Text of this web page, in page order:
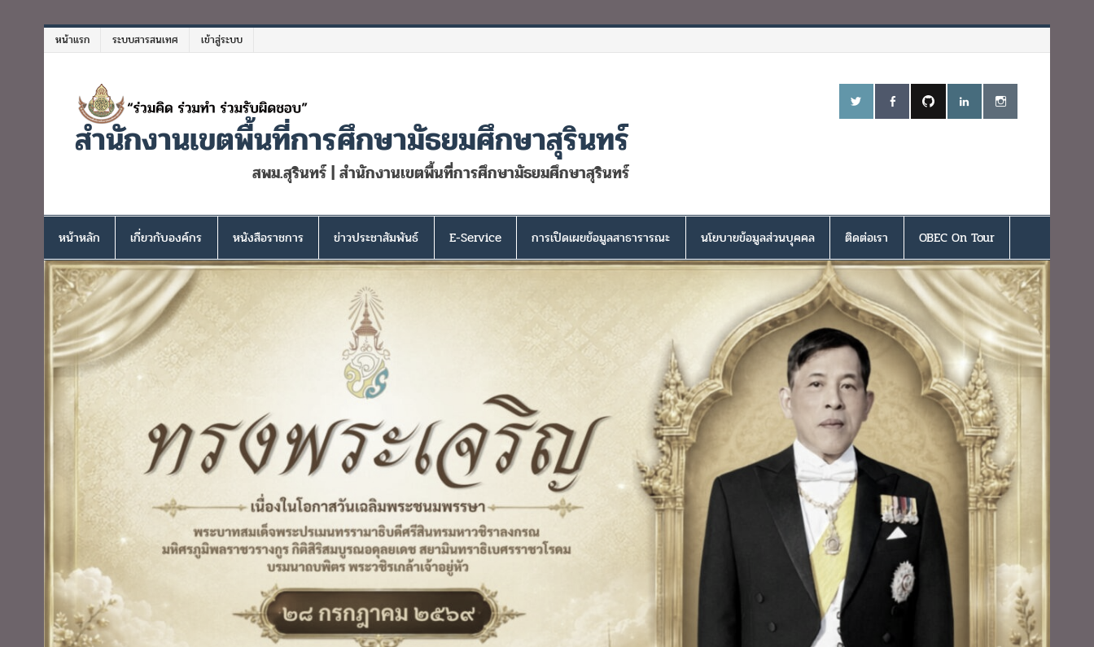
หน้าแรก ระบบสารสนเทศ เข้าสู่ระบบ
สำนักงานเขตพื้นที่การศึกษามัธยมศึกษาสุรินทร์
สพม.สุรินทร์ | สำนักงานเขตพื้นที่การศึกษามัธยมศึกษาสุรินทร์
หน้าหลัก เกี่ยวกับองค์กร หนังสือราชการ ข่าวประชาสัมพันธ์ E-Service การเปิดเผยข้อมูลสาธารารณะ นโยบายข้อมูลส่วนบุคคล ติดต่อเรา OBEC On Tour